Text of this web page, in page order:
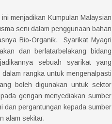
menjadikan Kumpulan Malaysian
seni dalam penggunaan bahan
Bio-Organik. Syarikat Myagri
dan berlatarbelakang bidang
sebuah syarikat yang
rangka untuk mengenalpasti
boleh digunakan untuk sektor
gengan menyediakan sumber
dan pergantungan kepada sumber
alam sekitar.